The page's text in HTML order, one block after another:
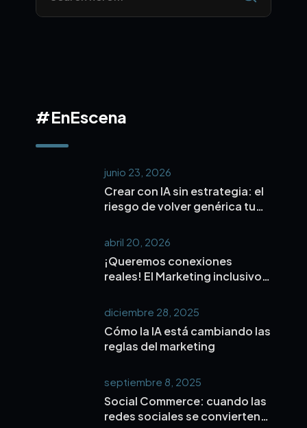
#EnEscena
junio 23, 2026
Crear con IA sin estrategia: el
riesgo de volver genérica tu
abril 20, 2026
¡Queremos conexiones
reales! El Marketing inclusivo y
forma de conectar de verdad
con tu público.
diciembre 28, 2025
Cómo la IA está cambiando las
reglas del marketing
septiembre 8, 2025
Social Commerce: cuando las
redes sociales se convierten